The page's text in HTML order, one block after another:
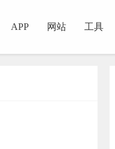
APP 网站 工具